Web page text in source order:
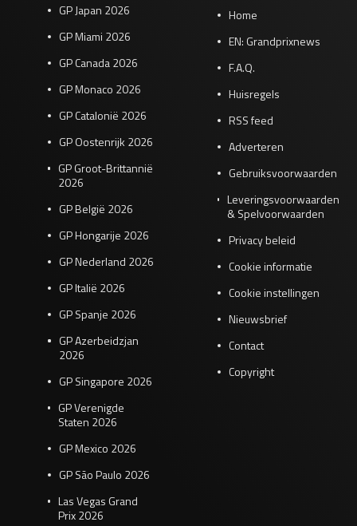
GP Japan 2026
GP Miami 2026
GP Canada 2026
GP Monaco 2026
GP Catalonië 2026
GP Oostenrijk 2026
GP Groot-Brittannië
2026
GP België 2026
GP Hongarije 2026
GP Nederland 2026
GP Italië 2026
GP Spanje 2026
GP Azerbeidzjan
2026
GP Singapore 2026
GP Verenigde
Staten 2026
GP Mexico 2026
GP São Paulo 2026
Las Vegas Grand
Prix 2026
Home
EN: Grandprixnews
F.A.Q.
Huisregels
RSS feed
Adverteren
Gebruiksvoorwaarden
Leveringsvoorwaarden
& Spelvoorwaarden
Privacy beleid
Cookie informatie
Cookie instellingen
Nieuwsbrief
Contact
Copyright